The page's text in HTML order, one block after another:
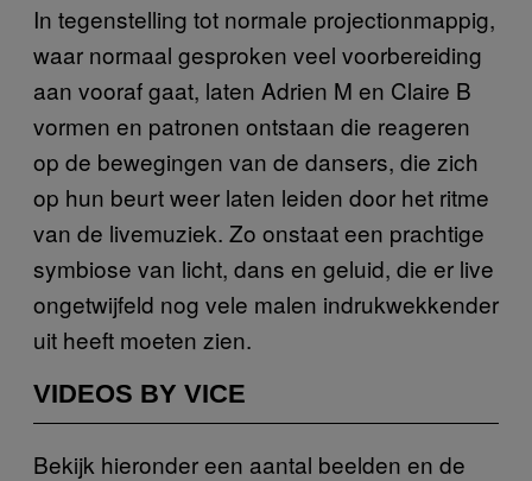
In tegenstelling tot normale projectionmappig,
waar normaal gesproken veel voorbereiding
aan vooraf gaat, laten Adrien M en Claire B
vormen en patronen ontstaan die reageren
op de bewegingen van de dansers, die zich
op hun beurt weer laten leiden door het ritme
van de livemuziek. Zo onstaat een prachtige
symbiose van licht, dans en geluid, die er live
ongetwijfeld nog vele malen indrukwekkender
uit heeft moeten zien.
VIDEOS BY VICE
Bekijk hieronder een aantal beelden en de